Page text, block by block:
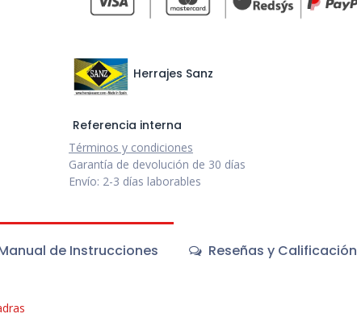
Herrajes Sanz
Referencia interna
Términos y condiciones
Garantía de devolución de 30 días
Envío: 2-3 días laborables
de Instrucciones Reseñas y Calificación